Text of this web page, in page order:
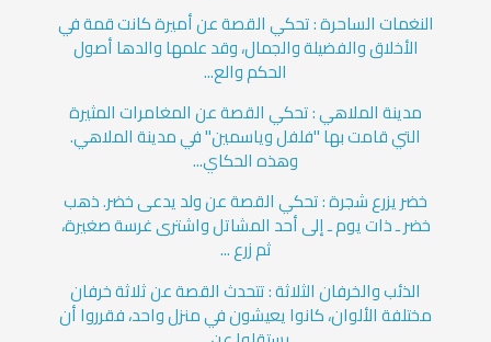
النغمات الساحرة : تحكي القصة عن أميرة كانت قمة في
الأخلاق والفضيلة والجمال، وقد علمها والدها أصول
الحكم والع...
مدينة الملاهي : تحكي القصة عن المغامرات المثيرة
التي قامت بها "فلفل وياسمين" في مدينة الملاهي.
وهذه الحكاي...
خضر يزرع شجرة : تحكي القصة عن ولد يدعى خضر. ذهب
خضر ـ ذات يوم ـ إلى أحد المشاتل واشترى غرسة صغيرة،
ثم زرع ...
الذئب والخرفان الثلاثة : تتحدث القصة عن ثلاثة خرفان
مختلفة الألوان، كانوا يعيشون في منزل واحد، فقرروا أن